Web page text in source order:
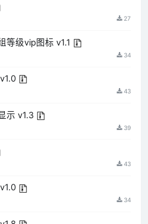
27
等级vip图标 v1.1
34
43
示 v1.3
39
43
34